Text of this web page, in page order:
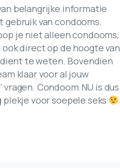
belangrijke informatie
van condooms.
je niet alleen condooms,
ook direct op de hoogte van
te weten. Bovendien
klaar voor al jouw
vragen. Condoom.NU is dus
plekje voor soepele seks